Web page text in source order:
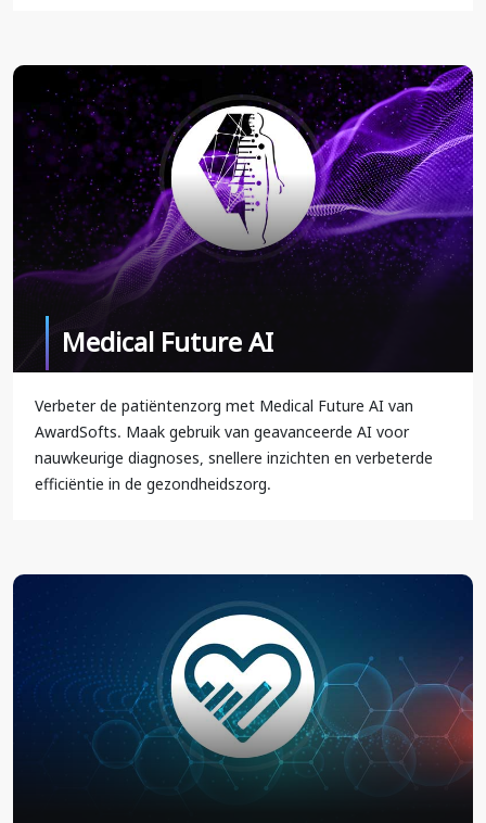
Medical Future AI
Verbeter de patiëntenzorg met Medical Future AI van
AwardSofts. Maak gebruik van geavanceerde AI voor
nauwkeurige diagnoses, snellere inzichten en verbeterde
efficiëntie in de gezondheidszorg.